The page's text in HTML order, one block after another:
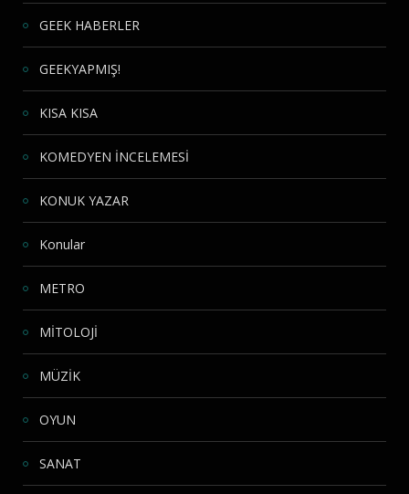
GEEK HABERLER
GEEKYAPMIŞ!
KISA KISA
KOMEDYEN İNCELEMESİ
KONUK YAZAR
Konular
METRO
MİTOLOJİ
MÜZİK
OYUN
SANAT